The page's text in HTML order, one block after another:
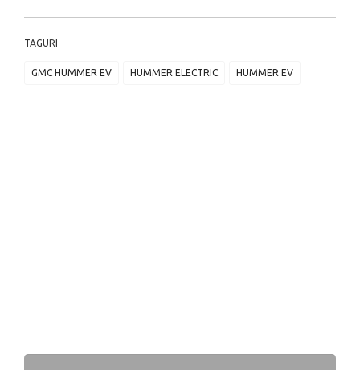
TAGURI
GMC HUMMER EV HUMMER ELECTRIC HUMMER EV